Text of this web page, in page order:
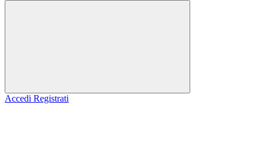
Accedi Registrati